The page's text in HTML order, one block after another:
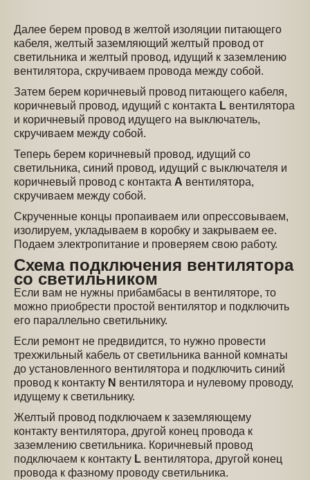
Далее берем провод в желтой изоляции питающего
кабеля, желтый заземляющий желтый провод от
светильника и желтый провод, идущий к заземлению
вентилятора, скручиваем провода между собой.
Затем берем коричневый провод питающего кабеля,
коричневый провод, идущий с контакта L вентилятора
и коричневый провод идущего на выключатель,
скручиваем между собой.
Теперь берем коричневый провод, идущий со
светильника, синий провод, идущий с выключателя и
коричневый провод с контакта A вентилятора,
скручиваем между собой.
Скрученные концы пропаиваем или опрессовываем,
изолируем, укладываем в коробку и закрываем ее.
Подаем электропитание и проверяем свою работу.
Схема подключения вентилятора
со светильником
Если вам не нужны прибамбасы в вентиляторе, то
можно приобрести простой вентилятор и подключить
его параллельно светильнику.
Если ремонт не предвидится, то нужно провести
трехжильный кабель от светильника ванной комнаты
до установленного вентилятора и подключить синий
провод к контакту N вентилятора и нулевому проводу,
идущему к светильнику.
Желтый провод подключаем к заземляющему
контакту вентилятора, другой конец провода к
заземлению светильника. Коричневый провод
подключаем к контакту L вентилятора, другой конец
провода к фазному проводу светильника.